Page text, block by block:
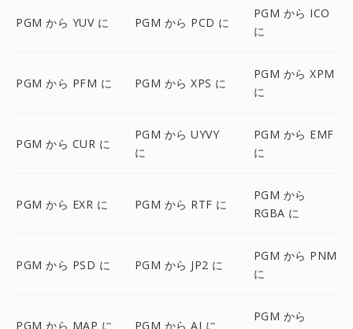
PGM から YUV に PGM から PCD に
PGM から ICO
に
PGM から PFM に PGM から XPS に
PGM から XPM
に
PGM から CUR に
PGM から UYVY
に
PGM から EMF
に
PGM から EXR に PGM から RTF に
PGM から
RGBA に
PGM から PSD に PGM から JP2 に
PGM から PNM
に
PGM から MAP に PGM から AI に
PGM から